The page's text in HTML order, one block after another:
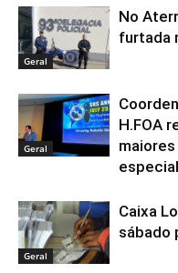
Geral
No
furtada
Geral
H.FOA
Geral
Caixa
sábado